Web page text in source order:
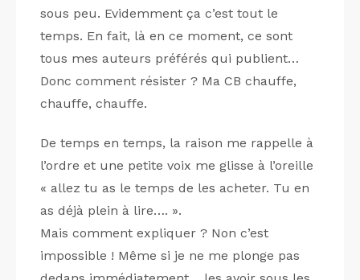
sous peu. Evidemment ça c’est tout le
temps. En fait, là en ce moment, ce sont
tous mes auteurs préférés qui publient…
Donc comment résister ? Ma CB chauffe,
chauffe, chauffe.
De temps en temps, la raison me rappelle à
l’ordre et une petite voix me glisse à l’oreille
« allez tu as le temps de les acheter. Tu en
as déjà plein à lire…. ».
Mais comment expliquer ? Non c’est
impossible ! Même si je ne me plonge pas